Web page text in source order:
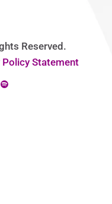
Reserved.
Policy Statement